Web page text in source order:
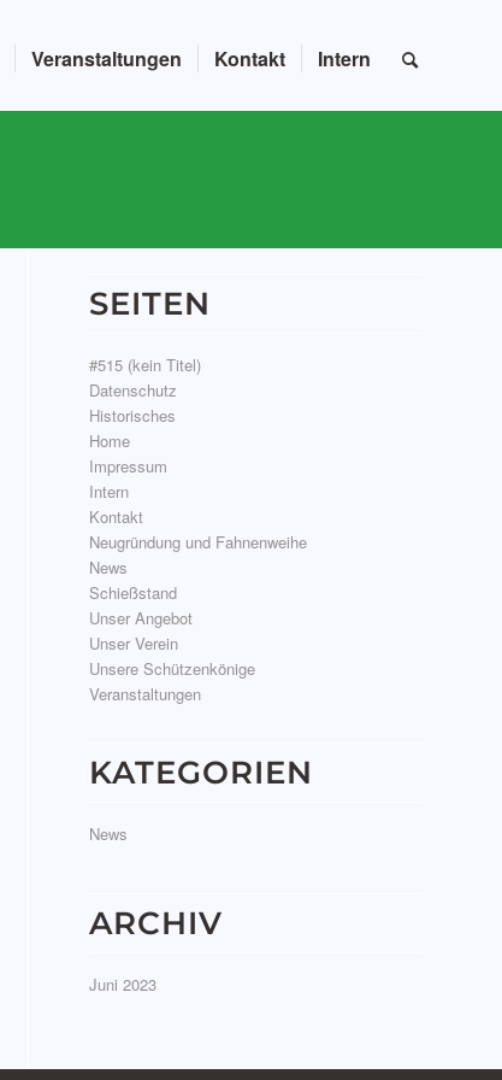
Veranstaltungen Kontakt Intern
SEITEN
#515 (kein Titel)
Datenschutz
Historisches
Home
Impressum
Intern
Kontakt
Neugründung und Fahnenweihe
News
Schießstand
Unser Angebot
Unser Verein
Unsere Schützenkönige
Veranstaltungen
KATEGORIEN
News
ARCHIV
Juni 2023